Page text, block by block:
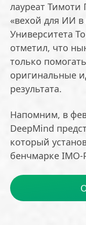
лауреат Тимоти
«вехой для ИИ
Университета
отметил, что
только
оригинальные
результата.
Напомним, в
DeepMind
который
бенчмарке IMO-